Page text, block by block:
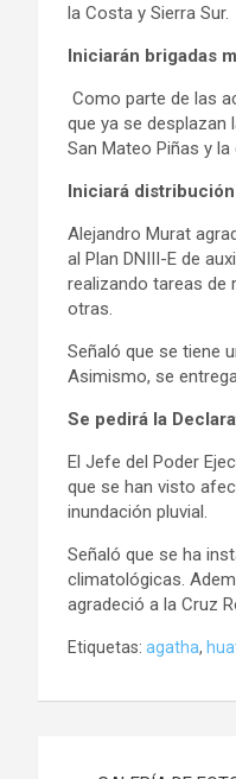
la Costa y Sierra Sur.
Iniciarán brigadas
Como parte de las
que ya se desplazan
San Mateo Piñas y la
Iniciará
Alejandro Murat
al Plan DNIII-E de
realizando tareas de
otras.
Señaló que se tiene
Asimismo, se
Se pedirá la
El Jefe del Poder
que se han visto
inundación pluvial.
Señaló que se ha
climatológicas.
agradeció a la Cruz
Etiquetas: agatha,